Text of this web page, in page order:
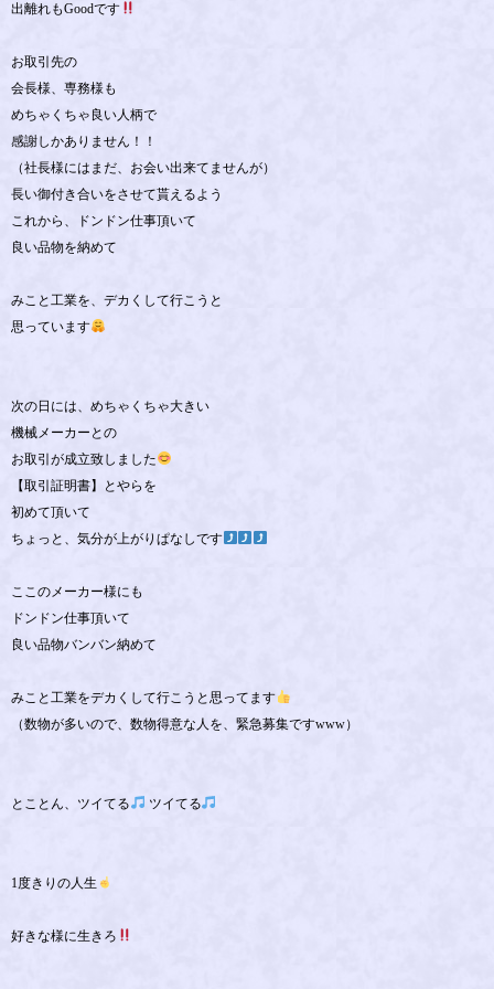
出離れもGoodです
お取引先の
会長様、専務様も
めちゃくちゃ良い人柄で
感謝しかありません！！
（社長様にはまだ、お会い出来てませんが）
長い御付き合いをさせて貰えるよう
これから、ドンドン仕事頂いて
良い品物を納めて
みこと工業を、デカくして行こうと
思っています
次の日には、めちゃくちゃ大きい
機械メーカーとの
お取引が成立致しました
【取引証明書】とやらを
初めて頂いて
ちょっと、気分が上がりぱなしです
ここのメーカー様にも
ドンドン仕事頂いて
良い品物バンバン納めて
みこと工業をデカくして行こうと思ってます
（数物が多いので、数物得意な人を、緊急募集ですwww）
とことん、ツイてる ツイてる
1度きりの人生
好きな様に生きろ